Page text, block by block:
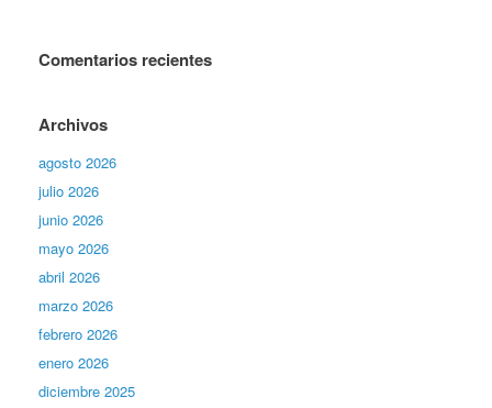
Comentarios recientes
Archivos
agosto 2026
julio 2026
junio 2026
mayo 2026
abril 2026
marzo 2026
febrero 2026
enero 2026
diciembre 2025